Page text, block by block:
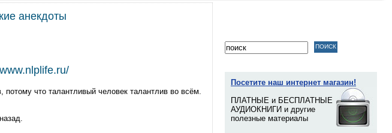
анекдоты
что талантливый человек талантлив во всём.
Посетите наш интернет магазин!
ПЛАТНЫЕ и БЕСПЛАТНЫЕ
АУДИОКНИГИ и другие
полезные материалы